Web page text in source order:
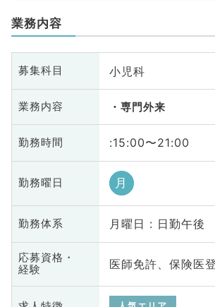
業務内容
募集科目 小児科
業務内容 専門外来
勤務時間 :15:00〜21:00
勤務曜日 月
勤務体系 月曜日 : 日勤午後
応募資格・
経験
医師免許、保険医